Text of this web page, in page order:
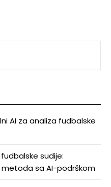
AI za analiza fudbalske
sudije:
sa AI-podrškom